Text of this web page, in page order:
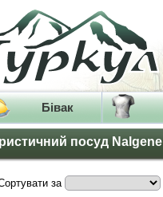
Бівак
посуд Nalgene
за